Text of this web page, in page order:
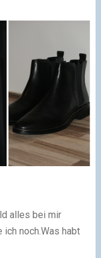
alles bei mir
noch.Was habt